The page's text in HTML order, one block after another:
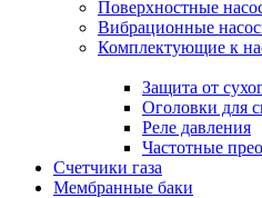
Поверхностные
Вибрационные
Комплектующие к
Защита от
Оголовки для
Реле давления
Частотные
Счетчики газа
Мембранные баки